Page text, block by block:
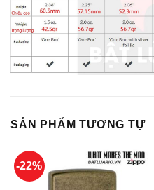
SẢN PHẨM TƯƠNG TỰ
-22%